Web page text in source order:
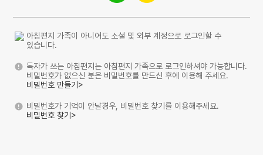
아침편지 가족이 아니어도 소셜 및 외부 계정으로 로그인할 수
있습니다.
독자가 쓰는 아침편지는 아침편지 가족으로 로그인하셔야 가능합니다.
비밀번호가 없으신 분은 비밀번호를 만드신 후에 이용해 주세요.
비밀번호 만들기>
비밀번호가 기억이 안날경우, 비밀번호 찾기를 이용해주세요.
비밀번호 찾기>